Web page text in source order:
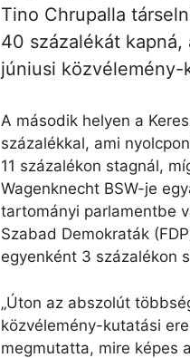
Tino Chrupalla
40 százalékát kapná,
júniusi közvélemény-
A második helyen a
százalékkal, ami
11 százalékon stagnál,
Wagenknecht BSW-je
tartományi parlamentbe
Szabad Demokraták
egyenként 3 százalékon
„Úton az abszolút
közvélemény-kutatási
megmutatta, mire képes